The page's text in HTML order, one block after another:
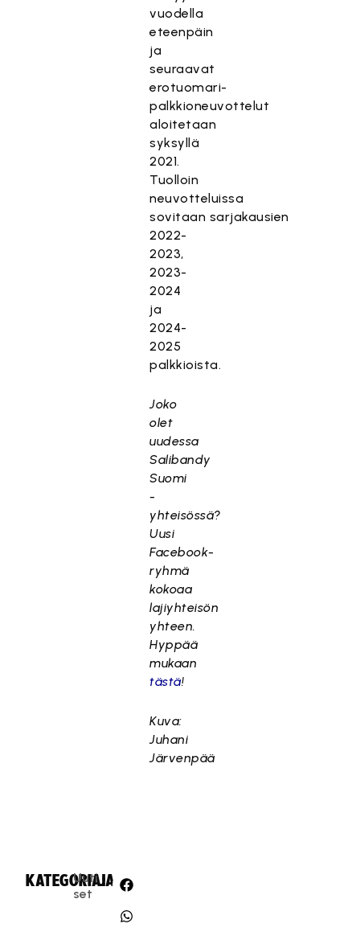
vuodella
eteenpäin
ja
seuraavat
erotuomari-
palkkioneuvottelut
aloitetaan
syksyllä
2021.
Tuolloin
neuvotteluissa
sovitaan sarjakausien
2022-
2023,
2023-
2024
ja
2024-
2025
palkkioista.
Joko
olet
uudessa
Salibandy
Suomi
-
yhteisössä?
Uusi
Facebook-
ryhmä
kokoaa
lajiyhteisön
yhteen.
Hyppää
mukaan
tästä!
Kuva:
Juhani
Järvenpää
KATEGORIA:
Uuti
set
JAA: